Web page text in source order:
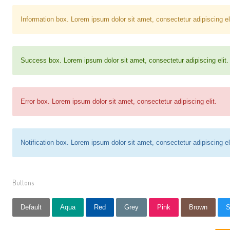
Information box. Lorem ipsum dolor sit amet, consectetur adipiscing
Success box. Lorem ipsum dolor sit amet, consectetur adipiscing elit.
Error box. Lorem ipsum dolor sit amet, consectetur adipiscing elit.
Notification box. Lorem ipsum dolor sit amet, consectetur adipiscing
Buttons
Default Aqua Red Grey Pink Brown